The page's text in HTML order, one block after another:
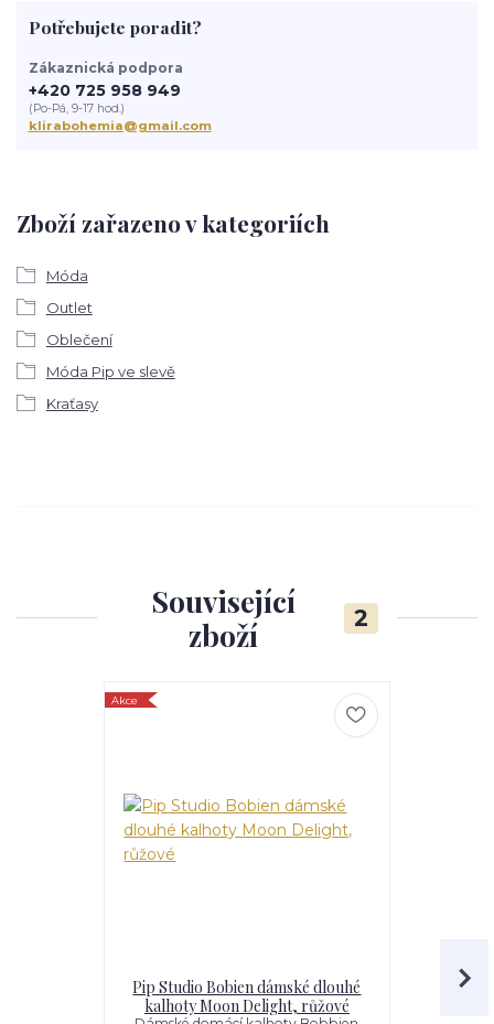
Zboží zařazeno v kategoriích
Móda
Outlet
Oblečení
Móda Pip ve slevě
Kraťasy
Potřebujete poradit?
Zákaznická podpora
+420 725 958 949
(Po-Pá, 9-17 hod.)
klirabohemia@gmail.com
Související
zboží
2
Akce
Pip Studio Bobien dámské dlouhé
kalhoty Moon Delight, růžové
Pip